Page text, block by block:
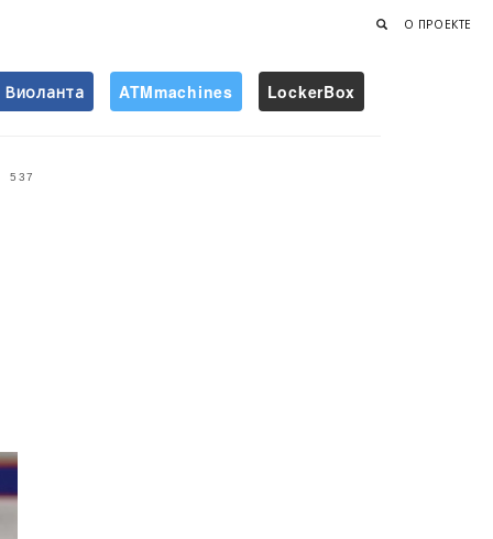
О ПРОЕКТЕ
Виоланта ATMmachines LockerBox
537